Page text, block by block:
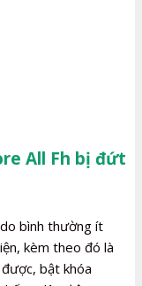
All Fh bị đứt
bình thường ít
kèm theo đó là
bật khóa